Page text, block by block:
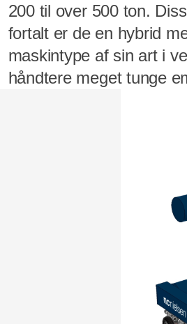
200 til over 500 ton.
fortalt er de en hybrid
maskintype af sin art i
håndtere meget tunge